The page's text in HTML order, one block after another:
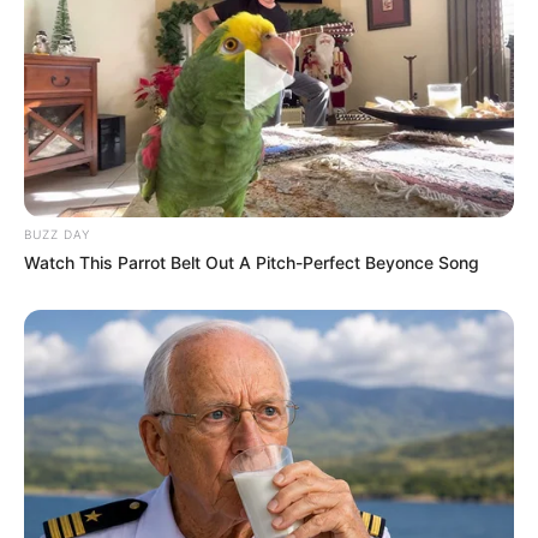
POWERBALL N° CHANCE
Quel opérateur pour jouer le Tiercé Quarté
Quinté?
Vous pouvez parier le Quinté du jour chez l’un des
opérateurs ci-dessous, n’hésitez pas à comparer les offres
Jeux à 0.10 € exclusivité du Web
BUZZ DAY
Watch This Parrot Belt Out A Pitch-Perfect Beyonce Song